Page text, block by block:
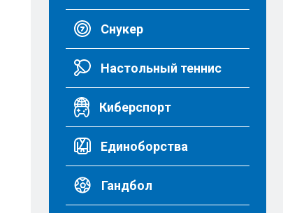
Снукер
Настольный теннис
Киберспорт
Единоборства
Гандбол